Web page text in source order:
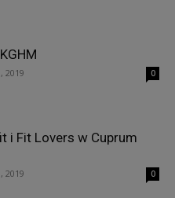
2019 0
i Fit Lovers w Cuprum
2019 0